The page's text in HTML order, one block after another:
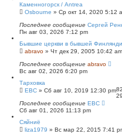
Каменногорск / Antrea
Osbourne » Ср окт 14, 2020 5:12
Последнее сообщение Сергей
Пн авг 03, 2026 7:12 pm
Бывшие церкви в бывшей
abravo » Чт дек 29, 2005 10:42 am
Последнее сообщение abravo
Вс авг 02, 2026 6:20 pm
Тарховка
ЕВС » Сб авг 10, 2019 12:30 pm82
Последнее сообщение ЕВС
Сб авг 01, 2026 11:13 pm
Сяйниё
liza1979 » Вс мар 22, 2015 7:41